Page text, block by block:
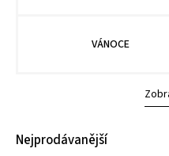
VÁNOCE
Nejprodávanější